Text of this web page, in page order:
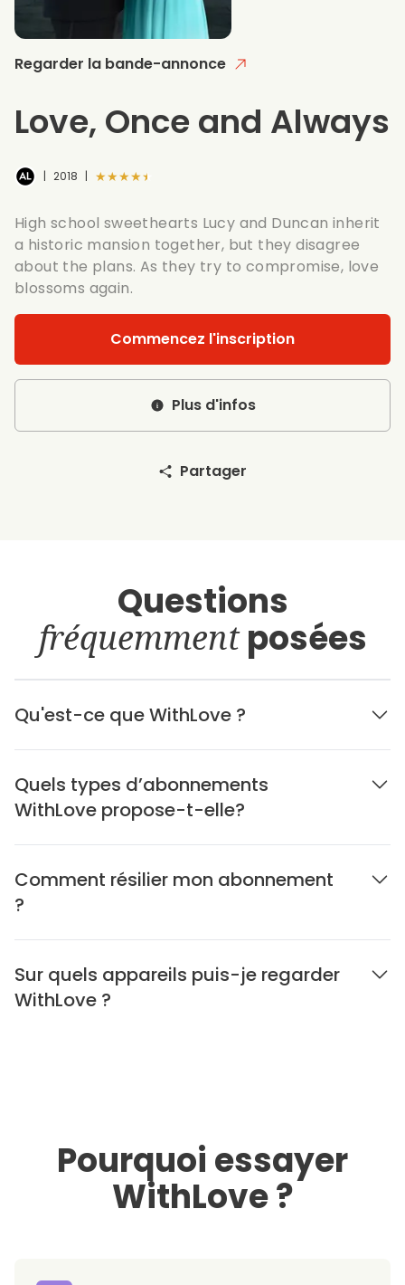
Regarder la bande-annonce
Love, Once and Always
| 2018 | ★★★★★
High school sweethearts Lucy and Duncan inherit
a historic mansion together, but they disagree
about the plans. As they try to compromise, love
blossoms again.
Commencez l'inscription
Plus d'infos
Partager
Questions
fréquemmentposées
Qu'est-ce que WithLove ?
Quels types d’abonnements
WithLove propose-t-elle?
Comment résilier mon abonnement
?
Sur quels appareils puis-je regarder
WithLove ?
Pourquoi essayer
WithLove ?